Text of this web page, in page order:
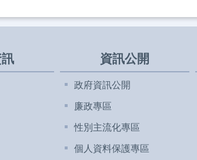
資訊公開
政府資訊公開
廉政專區
性別主流化專區
個人資料保護專區